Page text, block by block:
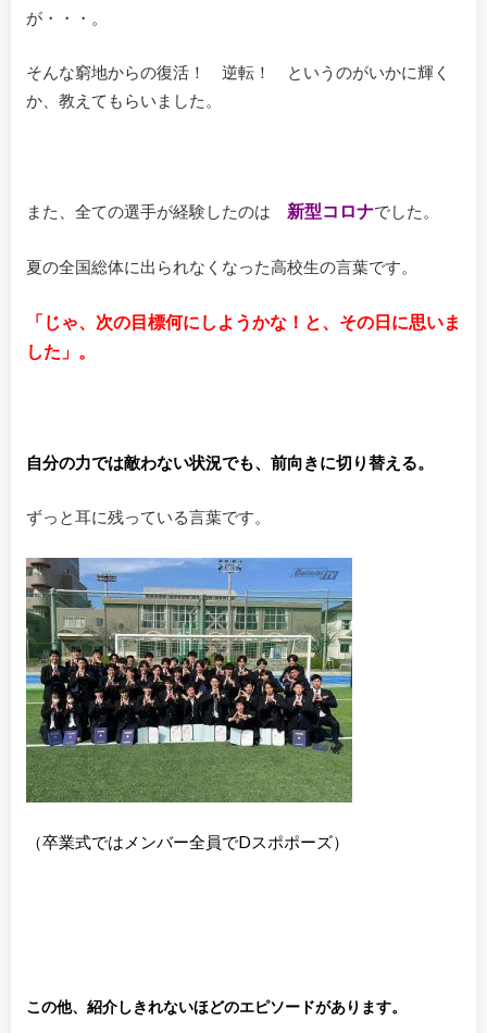
が・・・。
そんな窮地からの復活！ 逆転！ というのがいかに輝く
か、教えてもらいました。
また、全ての選手が経験したのは 新型コロナでした。
夏の全国総体に出られなくなった高校生の言葉です。
「じゃ、次の目標何にしようかな！と、その日に思いま
した」。
自分の力では敵わない状況でも、前向きに切り替える。
ずっと耳に残っている言葉です。
（卒業式ではメンバー全員でDスポポーズ）
この他、紹介しきれないほどのエピソードがあります。